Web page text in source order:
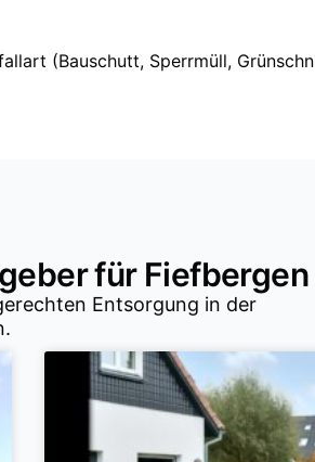
(Bauschutt, Sperrmüll,
für Fiefbergen
Entsorgung in der